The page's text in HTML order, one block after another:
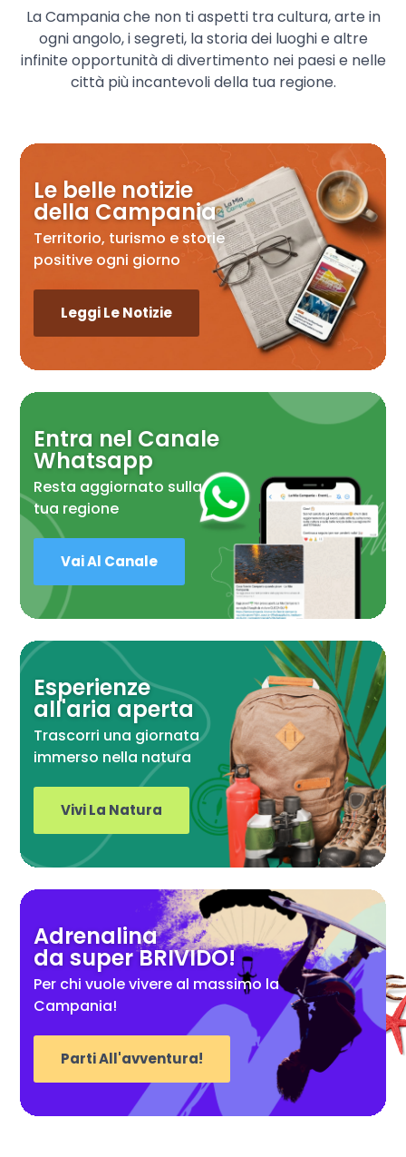
La Campania che non ti aspetti tra cultura, arte in
ogni angolo, i segreti, la storia dei luoghi e altre
infinite opportunità di divertimento nei paesi e nelle
città più incantevoli della tua regione.
Le belle notizie
della Campania
Territorio, turismo e storie
positive ogni giorno
Leggi Le Notizie
Entra nel Canale
Whatsapp
Resta aggiornato sulla
tua regione
Vai Al Canale
Esperienze
all'aria aperta
Trascorri una giornata
immerso nella natura
Vivi La Natura
Adrenalina
da super BRIVIDO!
Per chi vuole vivere al massimo la
Campania!
Parti All'avventura!